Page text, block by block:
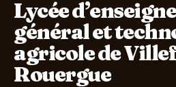
Lycée
général et
agricole de
Rouergue